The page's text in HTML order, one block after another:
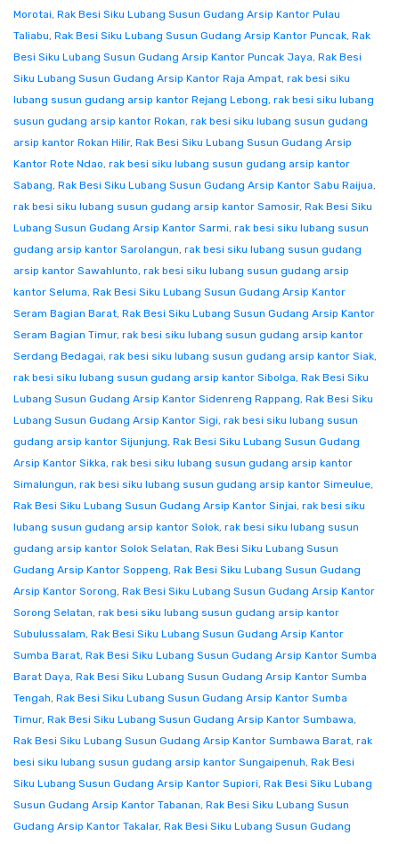
Morotai, Rak Besi Siku Lubang Susun Gudang Arsip Kantor Pulau
Taliabu, Rak Besi Siku Lubang Susun Gudang Arsip Kantor Puncak, Rak
Besi Siku Lubang Susun Gudang Arsip Kantor Puncak Jaya, Rak Besi
Siku Lubang Susun Gudang Arsip Kantor Raja Ampat, rak besi siku
lubang susun gudang arsip kantor Rejang Lebong, rak besi siku lubang
susun gudang arsip kantor Rokan, rak besi siku lubang susun gudang
arsip kantor Rokan Hilir, Rak Besi Siku Lubang Susun Gudang Arsip
Kantor Rote Ndao, rak besi siku lubang susun gudang arsip kantor
Sabang, Rak Besi Siku Lubang Susun Gudang Arsip Kantor Sabu Raijua,
rak besi siku lubang susun gudang arsip kantor Samosir, Rak Besi Siku
Lubang Susun Gudang Arsip Kantor Sarmi, rak besi siku lubang susun
gudang arsip kantor Sarolangun, rak besi siku lubang susun gudang
arsip kantor Sawahlunto, rak besi siku lubang susun gudang arsip
kantor Seluma, Rak Besi Siku Lubang Susun Gudang Arsip Kantor
Seram Bagian Barat, Rak Besi Siku Lubang Susun Gudang Arsip Kantor
Seram Bagian Timur, rak besi siku lubang susun gudang arsip kantor
Serdang Bedagai, rak besi siku lubang susun gudang arsip kantor Siak,
rak besi siku lubang susun gudang arsip kantor Sibolga, Rak Besi Siku
Lubang Susun Gudang Arsip Kantor Sidenreng Rappang, Rak Besi Siku
Lubang Susun Gudang Arsip Kantor Sigi, rak besi siku lubang susun
gudang arsip kantor Sijunjung, Rak Besi Siku Lubang Susun Gudang
Arsip Kantor Sikka, rak besi siku lubang susun gudang arsip kantor
Simalungun, rak besi siku lubang susun gudang arsip kantor Simeulue,
Rak Besi Siku Lubang Susun Gudang Arsip Kantor Sinjai, rak besi siku
lubang susun gudang arsip kantor Solok, rak besi siku lubang susun
gudang arsip kantor Solok Selatan, Rak Besi Siku Lubang Susun
Gudang Arsip Kantor Soppeng, Rak Besi Siku Lubang Susun Gudang
Arsip Kantor Sorong, Rak Besi Siku Lubang Susun Gudang Arsip Kantor
Sorong Selatan, rak besi siku lubang susun gudang arsip kantor
Subulussalam, Rak Besi Siku Lubang Susun Gudang Arsip Kantor
Sumba Barat, Rak Besi Siku Lubang Susun Gudang Arsip Kantor Sumba
Barat Daya, Rak Besi Siku Lubang Susun Gudang Arsip Kantor Sumba
Tengah, Rak Besi Siku Lubang Susun Gudang Arsip Kantor Sumba
Timur, Rak Besi Siku Lubang Susun Gudang Arsip Kantor Sumbawa,
Rak Besi Siku Lubang Susun Gudang Arsip Kantor Sumbawa Barat, rak
besi siku lubang susun gudang arsip kantor Sungaipenuh, Rak Besi
Siku Lubang Susun Gudang Arsip Kantor Supiori, Rak Besi Siku Lubang
Susun Gudang Arsip Kantor Tabanan, Rak Besi Siku Lubang Susun
Gudang Arsip Kantor Takalar, Rak Besi Siku Lubang Susun Gudang